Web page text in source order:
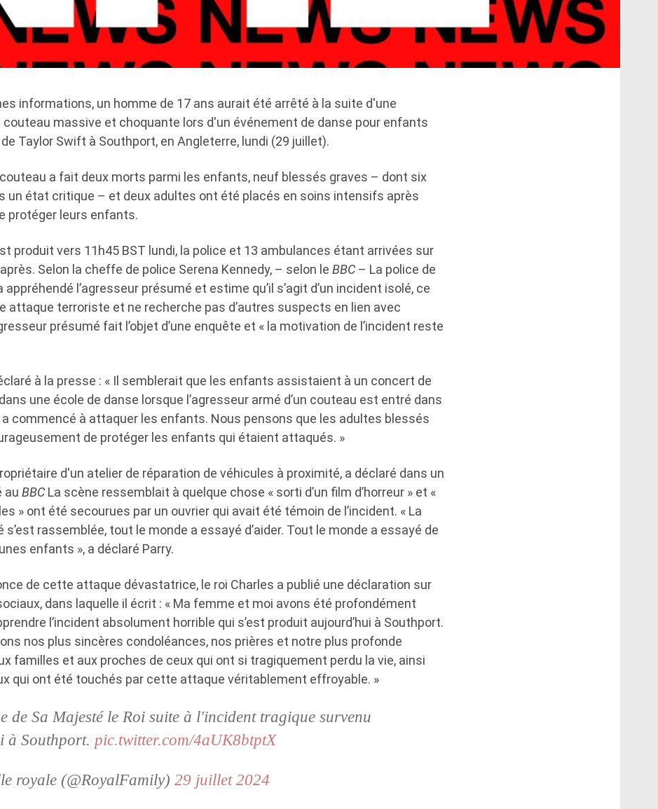
informations, un homme de 17 ans aurait été arrêté à la suite d'une
couteau massive et choquante lors d'un événement de danse pour enfants
Taylor Swift à Southport, en Angleterre, lundi (29 juillet).
a fait deux morts parmi les enfants, neuf blessés graves – dont six
un état critique – et deux adultes ont été placés en soins intensifs après
protéger leurs enfants.
produit vers 11h45 BST lundi, la police et 13 ambulances étant arrivées sur
Selon la cheffe de police Serena Kennedy, – selon le BBC – La police de
appréhendé l’agresseur présumé et estime qu’il s’agit d’un incident isolé, ce
attaque terroriste et ne recherche pas d’autres suspects en lien avec
présumé fait l’objet d’une enquête et « la motivation de l’incident reste
à la presse : « Il semblerait que les enfants assistaient à un concert de
une école de danse lorsque l’agresseur armé d’un couteau est entré dans
commencé à attaquer les enfants. Nous pensons que les adultes blessés
de protéger les enfants qui étaient attaqués. »
d'un atelier de réparation de véhicules à proximité, a déclaré dans un
au BBC La scène ressemblait à quelque chose « sorti d’un film d’horreur » et «
» ont été secourues par un ouvrier qui avait été témoin de l’incident. « La
rassemblée, tout le monde a essayé d’aider. Tout le monde a essayé de
enfants », a déclaré Parry.
de cette attaque dévastatrice, le roi Charles a publié une déclaration sur
dans laquelle il écrit : « Ma femme et moi avons été profondément
l’incident absolument horrible qui s’est produit aujourd’hui à Southport.
nos plus sincères condoléances, nos prières et notre plus profonde
familles et aux proches de ceux qui ont si tragiquement perdu la vie, ainsi
qui ont été touchés par cette attaque véritablement effroyable. »
de Sa Majesté le Roi suite à l'incident tragique survenu
à Southport. pic.twitter.com/4aUK8btptX
royale (@RoyalFamily) 29 juillet 2024